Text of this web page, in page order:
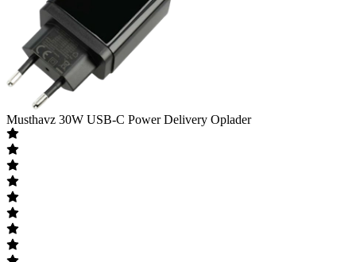
Musthavz 30W USB-C Power Delivery Oplader